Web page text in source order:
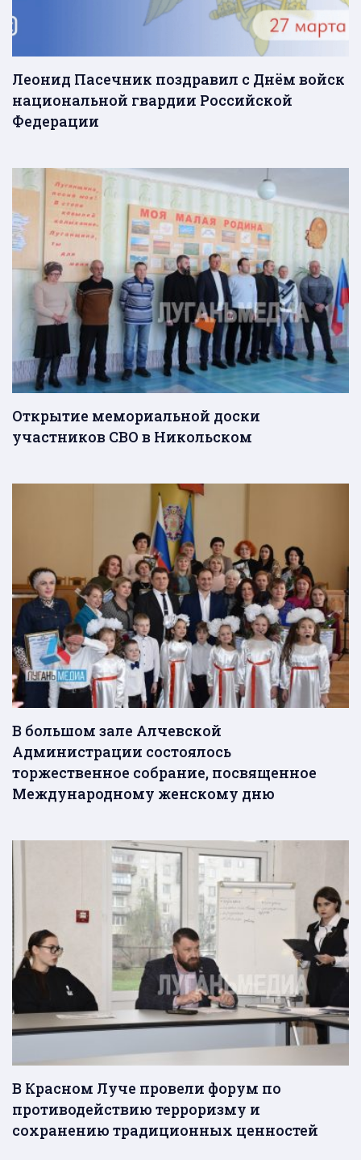
Леонид Пасечник поздравил с Днём войск
национальной гвардии Российской
Федерации
Открытие мемориальной доски
участников СВО в Никольском
В большом зале Алчевской
Администрации состоялось
торжественное собрание, посвященное
Международному женскому дню
В Красном Луче провели форум по
противодействию терроризму и
сохранению традиционных ценностей